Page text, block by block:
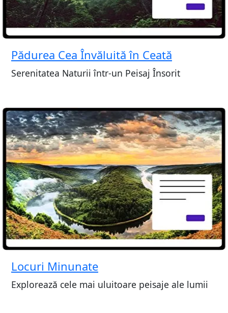
Pădurea Cea Învăluită în Ceată
Serenitatea Naturii într-un Peisaj Însorit
Locuri Minunate
Explorează cele mai uluitoare peisaje ale lumii